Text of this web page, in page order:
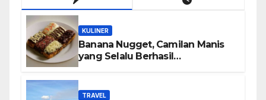
KULINER
Banana Nugget, Camilan Manis
yang Selalu Berhasil
TRAVEL